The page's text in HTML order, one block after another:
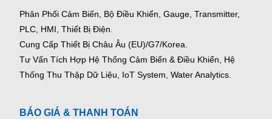
Phân Phối Cảm Biến, Bộ Điều Khiển, Gauge, Transmitter,
PLC, HMI, Thiết Bị Điện.
Cung Cấp Thiết Bị Châu Âu (EU)/G7/Korea.
Tư Vấn Tích Hợp Hệ Thống Cảm Biến & Điều Khiển, Hệ
Thống Thu Thập Dữ Liệu, IoT System, Water Analytics.
BÁO GIÁ & THANH TOÁN